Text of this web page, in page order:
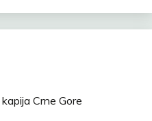
Crne Gore